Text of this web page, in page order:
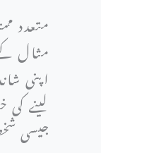
متعدد
مثال
اپنی
لینے
جیسی